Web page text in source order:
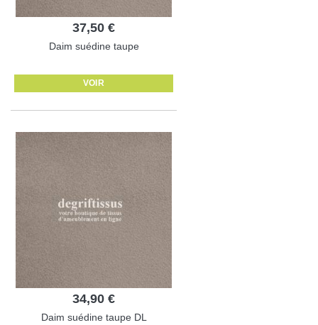
37,50 €
Daim suédine taupe
VOIR
34,90 €
Daim suédine taupe DL